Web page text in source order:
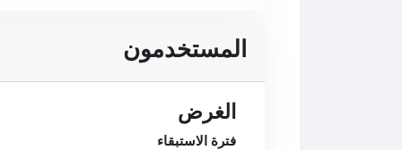
المستخدمون
الغرض
فترة الاستبقاء